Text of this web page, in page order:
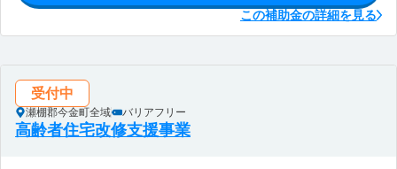
この補助金の詳細を見る
受付中
瀬棚郡今金町全域 バリアフリー
高齢者住宅改修支援事業